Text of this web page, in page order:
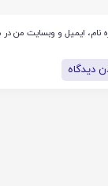
نام، ایمیل و وبسایت من در